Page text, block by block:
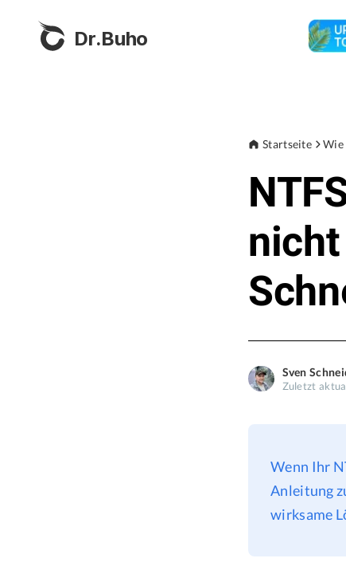
Dr.Buho
Startseite Wie
nicht
Sven
Zuletzt
Wenn Ihr
Anleitung
wirksame